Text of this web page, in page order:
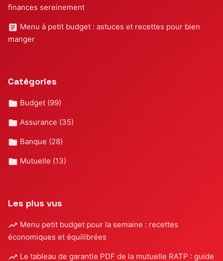
finances sereinement
Menu à petit budget : astuces et recettes pour bien
manger
Catégories
Budget (99)
Assurance (35)
Banque (28)
Mutuelle (13)
Les plus vus
Menu petit budget pour la semaine : recettes
économiques et équilibrées
Le tableau de garantie PDF de la mutuelle RATP : guide